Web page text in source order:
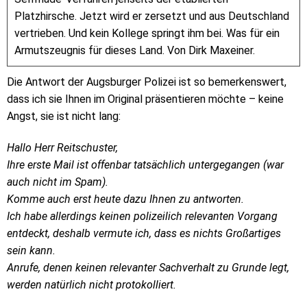
Platzhirsche. Jetzt wird er zersetzt und aus Deutschland
vertrieben. Und kein Kollege springt ihm bei. Was für ein
Armutszeugnis für dieses Land. Von Dirk Maxeiner.
Die Antwort der Augsburger Polizei ist so bemerkenswert,
dass ich sie Ihnen im Original präsentieren möchte – keine
Angst, sie ist nicht lang:
Hallo Herr Reitschuster,
Ihre erste Mail ist offenbar tatsächlich untergegangen (war
auch nicht im Spam).
Komme auch erst heute dazu Ihnen zu antworten.
Ich habe allerdings keinen polizeilich relevanten Vorgang
entdeckt, deshalb vermute ich, dass es nichts Großartiges
sein kann.
Anrufe, denen keinen relevanter Sachverhalt zu Grunde legt,
werden natürlich nicht protokolliert.